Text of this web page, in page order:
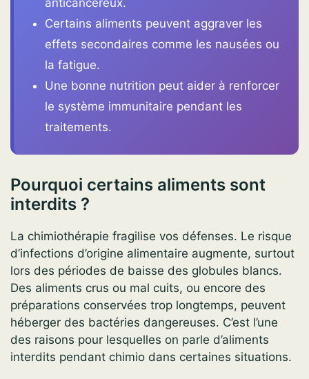
anticancéreux.
Certains aliments peuvent aggraver les
effets secondaires comme les nausées ou
la fatigue.
Une bonne nutrition peut aider à renforcer
le système immunitaire pendant les
traitements.
Pourquoi certains aliments sont
interdits ?
La chimiothérapie fragilise vos défenses. Le risque
d’infections d’origine alimentaire augmente, surtout
lors des périodes de baisse des globules blancs.
Des aliments crus ou mal cuits, ou encore des
préparations conservées trop longtemps, peuvent
héberger des bactéries dangereuses. C’est l’une
des raisons pour lesquelles on parle d’aliments
interdits pendant chimio dans certaines situations.